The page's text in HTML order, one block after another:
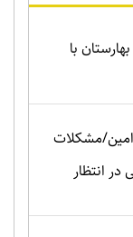
با
مشکلات
انتظار